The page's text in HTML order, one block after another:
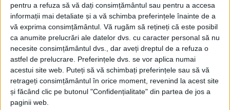
pentru a refuza să vă dați consimțământul sau pentru a accesa
informații mai detaliate și a vă schimba preferințele înainte de a
vă exprima consimțământul. Vă rugăm să rețineți că este posibil
ca anumite prelucrări ale datelor dvs. cu caracter personal să nu
necesite consimțământul dvs., dar aveți dreptul de a refuza o
astfel de prelucrare. Preferințele dvs. se vor aplica numai
acestui site web. Puteți să vă schimbați preferințele sau să vă
retrageți consimțământul în orice moment, revenind la acest site
și făcând clic pe butonul "Confidențialitate" din partea de jos a
paginii web.
N-au vrut cu omologii lor
Jupanu - 30 mai 2022